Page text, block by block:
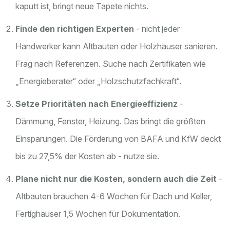
kaputt ist, bringt neue Tapete nichts.
Finde den richtigen Experten - nicht jeder
Handwerker kann Altbauten oder Holzhäuser sanieren.
Frag nach Referenzen. Suche nach Zertifikaten wie
„Energieberater“ oder „Holzschutzfachkraft“.
Setze Prioritäten nach Energieeffizienz -
Dämmung, Fenster, Heizung. Das bringt die größten
Einsparungen. Die Förderung von BAFA und KfW deckt
bis zu 27,5% der Kosten ab - nutze sie.
Plane nicht nur die Kosten, sondern auch die Zeit -
Altbauten brauchen 4-6 Wochen für Dach und Keller,
Fertighäuser 1,5 Wochen für Dokumentation.